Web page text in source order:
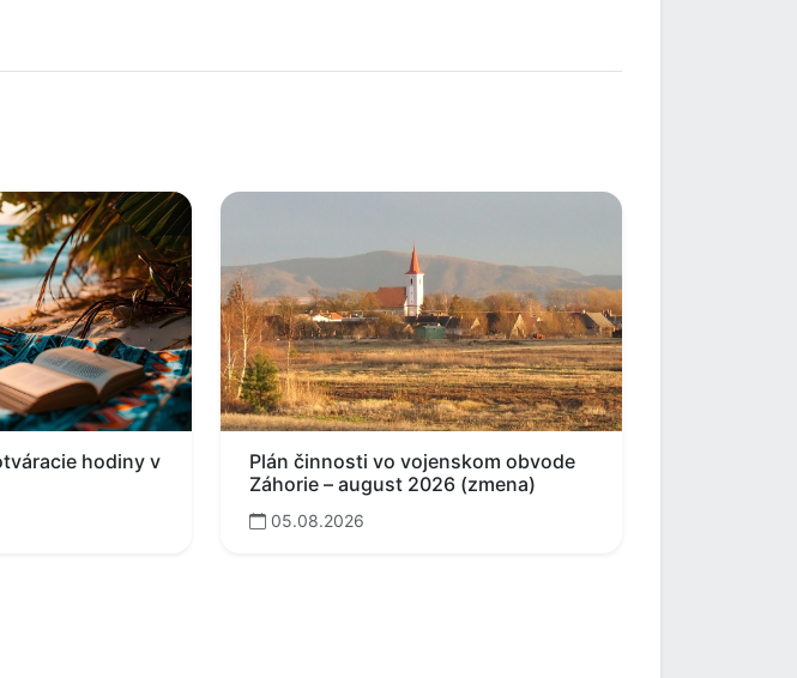
hodiny v
Plán činnosti vo vojenskom obvode
Záhorie – august 2026 (zmena)
05.08.2026